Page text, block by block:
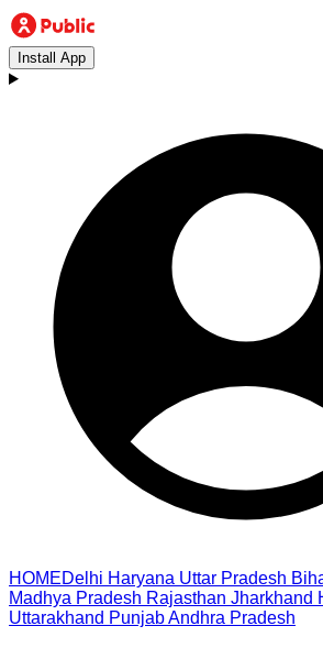
Install App
HOMEDelhi Haryana Uttar Pradesh
Madhya Pradesh Rajasthan Jharkhand
Uttarakhand PunjabAndhra Pradesh